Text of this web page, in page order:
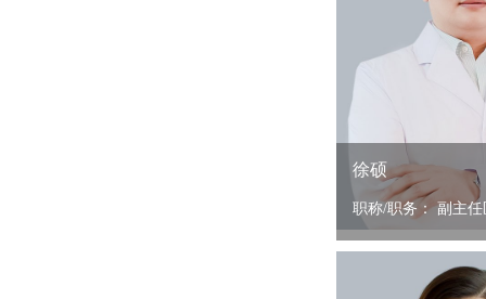
徐硕
职称/职务： 副主